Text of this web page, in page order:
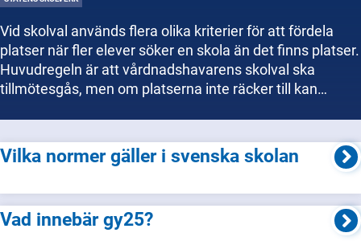
Vid skolval används flera olika kriterier för att fördela
platser när fler elever söker en skola än det finns platser.
Huvudregeln är att vårdnadshavarens skolval ska
tillmötesgås, men om platserna inte räcker till kan
skolor) och i vissa fall lottning. Vissa elever med
särskilda skäl kan också ges förtur. Systemet bygger på
en plats – även om det inte alltid blir just den skola som
önskats.
Vilka normer gäller i svenska skolan
Vad innebär gy25?